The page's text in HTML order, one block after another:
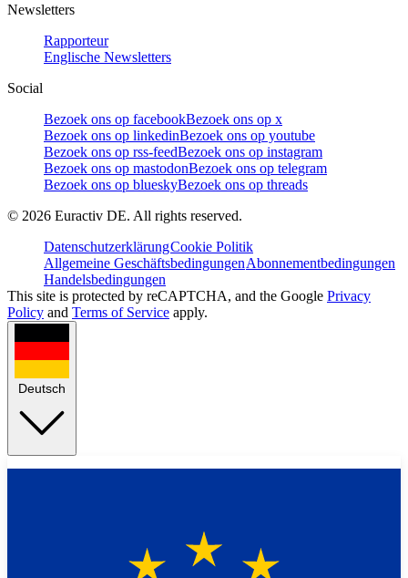
Newsletters
Rapporteur
Englische Newsletters
Social
Bezoek ons op facebookBezoek ons op x
Bezoek ons op linkedinBezoek ons op youtube
Bezoek ons op rss-feedBezoek ons op instagram
Bezoek ons op mastodonBezoek ons op telegram
Bezoek ons op blueskyBezoek ons op threads
© 2026 Euractiv DE. All rights reserved.
DatenschutzerklärungCookie Politik
Allgemeine GeschäftsbedingungenAbonnementbedingungen
Handelsbedingungen
This site is protected by reCAPTCHA, and the Google Privacy
Policy and Terms of Service apply.
Deutsch